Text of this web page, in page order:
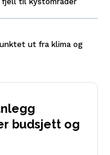
ut fra klima og
budsjett og